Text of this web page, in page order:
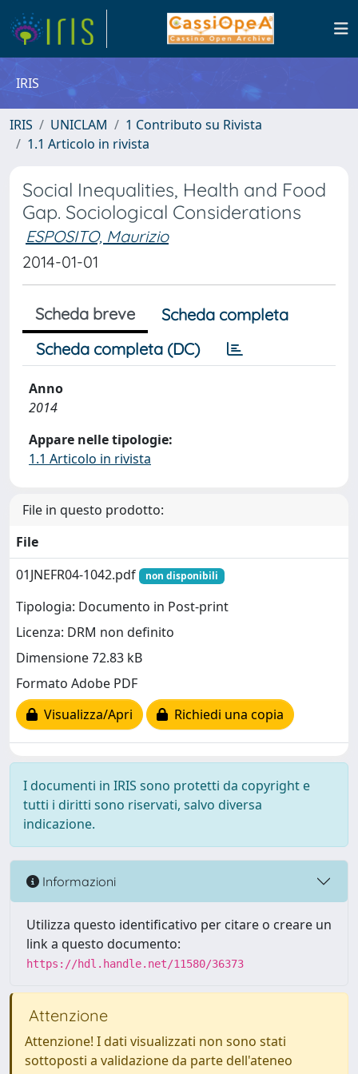
IRIS
IRIS UNICLAM
1 Contributo su Rivista
1.1 Articolo in rivista
Social Inequalities, Health and Food
Gap. Sociological Considerations
ESPOSITO, Maurizio
2014-01-01
Scheda breve
Scheda completa
Scheda completa (DC)
Anno
2014
Appare nelle tipologie:
1.1 Articolo in rivista
File in questo prodotto:
File
01JNEFR04-1042.pdf
non disponibili
Tipologia: Documento in Post-print
Licenza: DRM non definito
Dimensione 72.83 kB
Formato Adobe PDF
Visualizza/Apri
Richiedi una copia
I documenti in IRIS sono protetti da copyright e
tutti i diritti sono riservati, salvo diversa
indicazione.
Informazioni
Utilizza questo identificativo per citare o creare un
link a questo documento:
https://hdl.handle.net/11580/36373
Attenzione
Attenzione! I dati visualizzati non sono stati
sottoposti a validazione da parte dell'ateneo